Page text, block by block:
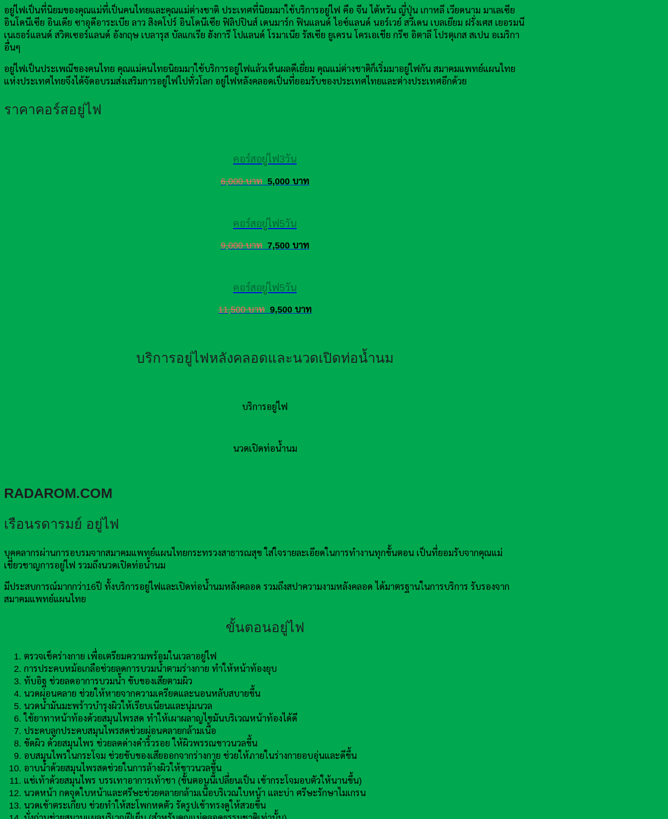
อยู่ไฟเป็นที่นิยมของคุณแม่ที่เป็นคนไทยและคุณแม่ต่างชาติ ประเทศที่นิยมมาใช้บริการอยู่ไฟ คือ จีน ไต้หวัน ญี่ปุ่น เกาหลี เวียดนาม มาเลเซีย
อินโดนีเซีย อินเดีย ซาอุดีอาระเบีย ลาว สิงคโปร์ อินโดนีเซีย ฟิลิปปินส์ เดนมาร์ก ฟินแลนด์ ไอซ์แลนด์ นอร์เวย์ สวีเดน เบลเยียม ฝรั่งเศส เยอรมนี
เนเธอร์แลนด์ สวิตเซอร์แลนด์ อังกฤษ เบลารุส บัลแกเรีย ฮังการี โปแลนด์ โรมาเนีย รัสเซีย ยูเครน โครเอเชีย กรีซ อิตาลี โปรตุเกส สเปน อเมริกา
อื่นๆ
อยู่ไฟเป็นประเพณีของคนไทย คุณแม่คนไทยนิยมมาใช้บริการอยู่ไฟแล้วเห็นผลดีเยี่ยม คุณแม่ต่างชาติก็เริ่มมาอยู่ไฟกัน สมาคมแพทย์แผนไทย
แห่งประเทศไทยจึงได้จัดอบรมส่งเสริมการอยู่ไฟไปทั่วโลก อยู่ไฟหลังคลอดเป็นที่ยอมรับของประเทศไทยและต่างประเทศอีกด้วย
ราคาคอร์สอยู่ไฟ
คอร์สอยู่ไฟ3วัน
6,000 บาท 5,000 บาท
คอร์สอยู่ไฟ5วัน
9,000 บาท 7,500 บาท
คอร์สอยู่ไฟ5วัน
11,500 บาท 9,500 บาท
บริการอยู่ไฟหลังคลอดและนวดเปิดท่อน้ำนม
บริการอยู่ไฟ
นวดเปิดท่อน้ำนม
RADAROM.COM
เรือนรดารมย์ อยู่ไฟ
บุคคลากรผ่านการอบรมจากสมาคมแพทย์แผนไทยกระทรวงสาธารณสุข ใส่ใจรายละเอียดในการทำงานทุกขั้นตอน เป็นที่ยอมรับจากคุณแม่
เชี่ยวชาญการอยู่ไฟ รวมถึงนวดเปิดท่อน้ำนม
มีประสบการณ์มากกว่า16ปี ทั้งบริการอยู่ไฟและเปิดท่อน้ำนมหลังคลอด รวมถึงสปาความงามหลังคลอด ได้มาตรฐานในการบริการ รับรองจาก
สมาคมแพทย์แผนไทย
ขั้นตอนอยู่ไฟ
ตรวจเช็คร่างกาย เพื่อเตรียมความพร้อมในเวลาอยู่ไฟ
การประคบหม้อเกลือช่วยลดการบวมน้ำตามร่างกาย ทำให้หน้าท้องยุบ
ทับอิฐ ช่วยลดอาการบวมน้ำ ขับของเสียตามผิว
นวดผ่อนคลาย ช่วยให้หายจากความเครียดและนอนหลับสบายขึ้น
นวดน้ำมันมะพร้าวบำรุงผิวให้เรียบเนียนและนุ่มนวล
ใช้ยาทาหน้าท้องด้วยสมุนไพรสด ทำให้เผาผลาญไขมันบริเวณหน้าท้องได้ดี
ประคบลูกประคบสมุนไพรสดช่วยผ่อนคลายกล้ามเนื้อ
ขัดผิว ด้วยสมุนไพร ช่วยลดด่างดำริ้วรอย ให้ผิวพรรณขาวนวลขึ้น
อบสมุนไพรในกระโจม ช่วยขับของเสียออกจากร่างกาย ช่วยให้ภายในร่างกายอบอุ่นและดีขึ้น
อาบน้ำด้วยสมุนไพรสดช่วยในการล้างผิวให้ขาวนวลขึ้น
แช่เท้าด้วยสมุนไพร บรรเทาอาการเท้าชา (ขั้นตอนนี้เปลี่ยนเป็น เข้ากระโจมอบตัวให้นานขึ้น)
นวดหน้า กดจุดใบหน้าและศรีษะช่วยคลายกล้ามเนื้อบริเวณใบหน้า และบ่า ศรีษะรักษาไมเกรน
นวดเข้าตระเกียบ ช่วยทำให้สะโพกหดตัว รัดรูปเข้าทรงดูให้สวยขึ้น